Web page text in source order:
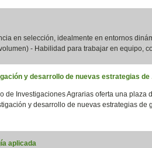
en selección, idealmente en entornos
- Habilidad para trabajar en equipo,
y desarrollo de nuevas estrategias de
de Investigaciones Agrarias oferta una plaza
y desarrollo de nuevas estrategias de
aplicada